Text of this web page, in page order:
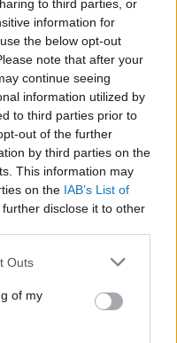
to third parties, or
information for
the below opt-out
note that after your
continue seeing
information utilized by
to third parties prior to
out of the further
by third parties on the
This information may
on the IAB’s List of
disclose it to other
one or more Google
You may click to
its third-party tags to
in below Google
Outs
of my
számára. Az
hazautalásokból
vezető
és az indiai
dollárt küld
a gazdaság
külföldön vezető
években egyre
úgy, hogy